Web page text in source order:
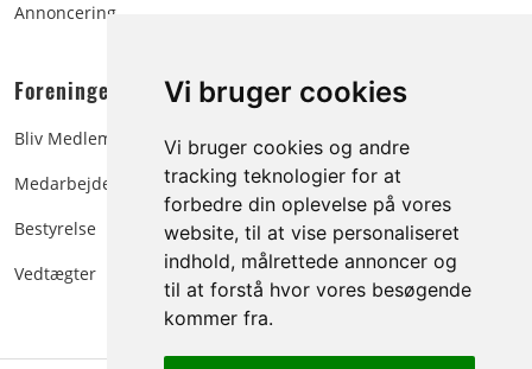
Vi bruger cookies
Vi bruger cookies og andre
tracking teknologier for at
forbedre din oplevelse på vores
website, til at vise personaliseret
indhold, målrettede annoncer og
til at forstå hvor vores besøgende
kommer fra.
Annoncering
Foreningen:
Bliv Medlem
Medarbejdere
Bestyrelse
Vedtægter